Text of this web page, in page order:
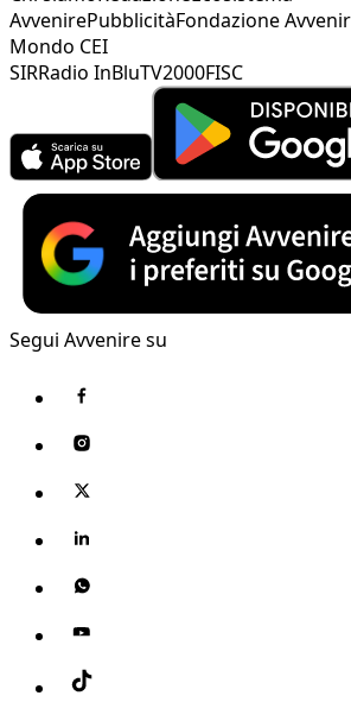
AvvenirePubblicitàFondazione
Mondo CEI
SIRRadio InBluTV2000FISC
Segui Avvenire su